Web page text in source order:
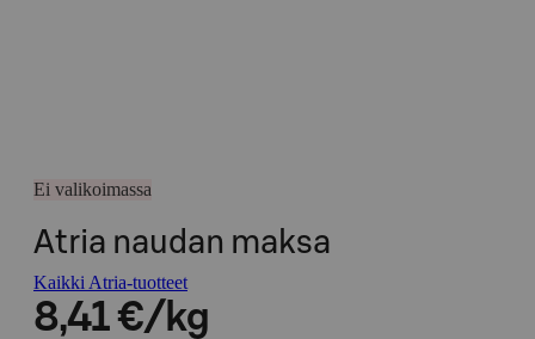
Ei valikoimassa
Atria naudan maksa
Kaikki Atria-tuotteet
8,41 €/kg